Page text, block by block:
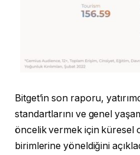
Bitget’in son raporu,
standartlarını ve genel
öncelik vermek için küresel
birimlerine yöneldiğini